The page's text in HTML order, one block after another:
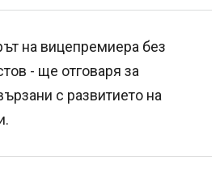
на вицепремиера без
- ще отговаря за
с развитието на